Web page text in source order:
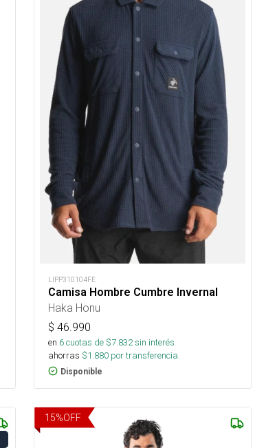
LIPP310104FE
Camisa Hombre Cumbre Invernal
Haka Honu
$46.990
en 6cuotas de $7.832sin interés
ahorras $1.880 por transferencia.
Disponible
15%OFF